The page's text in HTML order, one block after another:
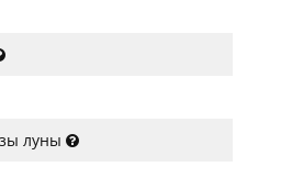
луны